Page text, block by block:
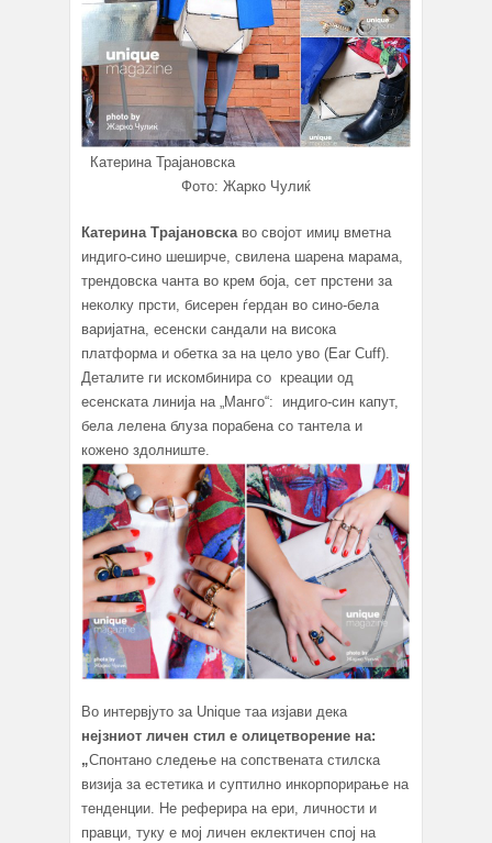
Катерина Трајановска
Фото: Жарко Чулиќ
Катерина Трајановскаво својот имиџ вметна
индиго-сино шеширче, свилена шарена марама,
трендовска чанта во крем боја, сет прстени за
неколку прсти, бисерен ѓердан во сино-бела
варијатна, есенски сандали на висока
платформа и обетка за на цело уво (Ear Cuff).
Деталите ги искомбинира со креации од
есенската линија на „Манго“: индиго-син капут,
бела лелена блуза порабена со тантела и
кожено здолниште.
Во интервјуто за Unique таа изјави дека
нејзниот личен стил е олицетворение на:
„Спонтано следење на сопствената стилска
визија за естетика и суптилно инкорпорирање на
тенденции. Не реферира на ери, личности и
правци, туку е мој личен еклектичен спој на